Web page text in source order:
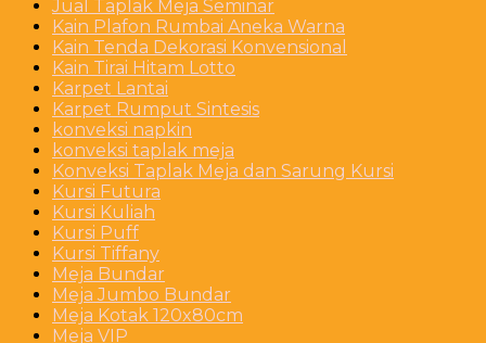
Jual Taplak Meja Seminar
Kain Plafon Rumbai Aneka Warna
Kain Tenda Dekorasi Konvensional
Kain Tirai Hitam Lotto
Karpet Lantai
Karpet Rumput Sintesis
konveksi napkin
konveksi taplak meja
Konveksi Taplak Meja dan Sarung Kursi
Kursi Futura
Kursi Kuliah
Kursi Puff
Kursi Tiffany
Meja Bundar
Meja Jumbo Bundar
Meja Kotak 120x80cm
Meja VIP